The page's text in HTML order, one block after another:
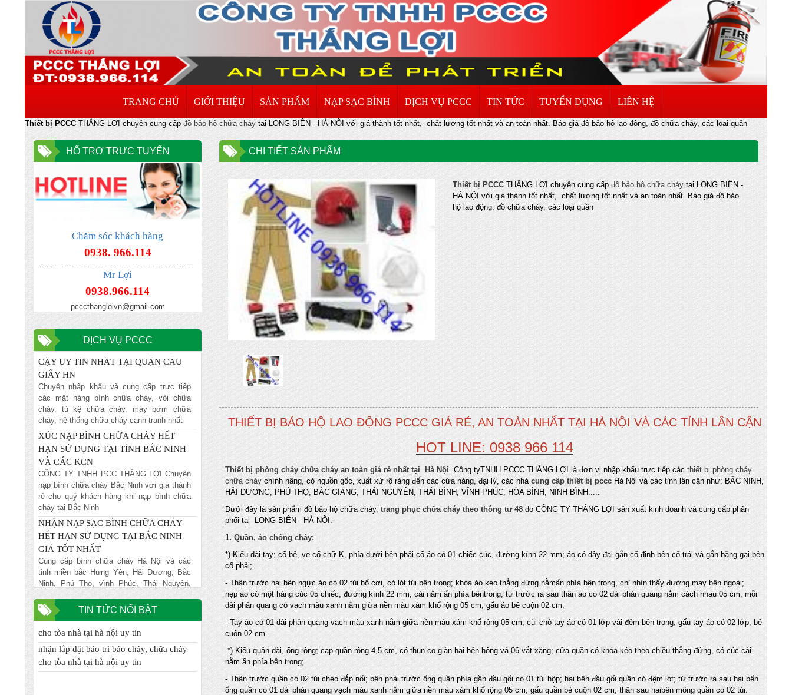
TRANG CHỦ GIỚI THIỆU SẢN PHẨM NẠP SẠC BÌNH DỊCH VỤ PCCC TIN TỨC TUYỂN DỤNG LIÊN HỆ
Thiết bị PCCC THẮNG LỢI chuyên cung cấp đồ bảo hộ chữa cháy tại LONG BIÊN - HÀ NỘI với giá thành tốt nhất, chất lượng tốt nhất và an toàn nhất. Báo giá đồ bảo hộ lao động, đồ chữa cháy, các loại quần
HỔ TRỢ TRỰC TUYẾN
Chăm sóc khách hàng
0938. 966.114
Mr Lợi
0938.966.114
pcccthangloivn@gmail.com
DỊCH VỤ PCCC
ĐƠN VỊ CHUYÊN NHẬN XÚC NẠP LẠI
BÌNH CHƯA CHÁY HẾT HẠN TẠI HÀ
NỘI
Chuyên nhập khẩu và cung cấp trực tiếp
các mặt hàng bình chữa cháy, vòi chữa
cháy, tủ kệ chữa cháy, máy bơm chữa
cháy, hệ thống chữa cháy cạnh tranh nhất
ĐỊA CHỈ NẠP BÌNH CHỮA CHÁY TIN
CẬY UY TÍN NHẤT TẠI QUẬN CẦU
Chuyên nhập khẩu và cung cấp trực tiếp
các mặt hàng bình chữa cháy, vòi chữa
cháy, tủ kệ chữa cháy, máy bơm chữa
cháy, hệ thống chữa cháy cạnh tranh nhất
XÚC NẠP BÌNH CHỮA CHÁY HẾT
HẠN SỬ DỤNG TẠI TỈNH BẮC NINH
VÀ CÁC KCN
CÔNG TY TNHH PCC THẮNG LỢI Chuyên
nạp bình chữa cháy Bắc Ninh với giá thành
rẻ cho quý khách hàng khi nạp bình chữa
cháy tại Bắc Ninh
NHẬN NẠP SẠC BÌNH CHỮA CHÁY
HẾT HẠN SỬ DỤNG TẠI BẮC NINH
GIÁ TỐT NHẤT
Cung cấp bình chữa cháy Hà Nội và các
tỉnh miền bắc Hưng Yên, Hải Dương, Bắc
Ninh, Phú Thọ, vĩnh Phúc, Thái Nguyên,
Bắc Ninh... giá rẻ nhất đảm bảo chất lượng,
NẠP BÌNH CHỮA CHÁY GIÁ RẺ VẬN
CHUYỂN MIỄN PHÍ TẠI TỈNH HƯNG
YÊN
Chuyên nhập khẩu và cung cấp trực tiếp
các mặt hàng bình chữa cháy, vòi chữa
cháy, tủ kệ chữa cháy, máy bơm chữa
cháy, hệ thống chữa cháy cạnh tranh nhất
TIN TỨC NỔI BẬT
nhận lắp đặt bảo trì báo cháy, chữa cháy
cho tòa nhà tại hà nội uy tin
nhận lắp đặt bảo trì báo cháy, chữa cháy
cho tòa nhà tại hà nội uy tin
CHI TIẾT SẢN PHẨM
Thiết bị PCCC THẮNG LỢI chuyên cung cấpđồ bảo hộ chữa cháy tại LONG BIÊN -
HÀ NỘI với giá thành tốt nhất, chất lượng tốt nhất và an toàn nhất. Báo giá đồ bảo
hộ lao động, đồ chữa cháy, các loại quần
THIẾT BỊ BẢO HỘ LAO ĐỘNG PCCC GIÁ RẺ, AN TOÀN NHẤT TẠI HÀ NỘI VÀ CÁC TỈNH LÂN CẬN
HOT LINE: 0938 966 114
Thiết bị phòng cháy chữa cháy an toàn giá rẻ nhất tại Hà Nội. Công tyTNHH PCCC THẮNG LỢI là đơn vị nhập khẩu trực tiếp các thiết bị phòng cháy
chữa cháy chính hãng, có nguồn gốc, xuất xứ rõ ràng đến các cửa hàng, đại lý, các nhà cung cấp thiết bị pccc Hà Nội và các tỉnh lân cận như: BẮC NINH,
HẢI DƯƠNG, PHÚ THỌ, BẮC GIANG, THÁI NGUYÊN, THÁI BÌNH, VĨNH PHÚC, HÒA BÌNH, NINH BÌNH.....
Dưới đây là sản phẩm đồ bảo hộ chữa cháy, trang phục chữa cháy theo thông tư 48 do CÔNG TY THẮNG LỢI sản xuất kinh doanh và cung cấp phân
phối tại LONG BIÊN - HÀ NỘI.
1. Quần, áo chống cháy:
*) Kiểu dài tay; cổ bẻ, ve cổ chữ K, phía dưới bên phải cổ áo có 01 chiếc cúc, đường kính 22 mm; áo có dây đai gắn cố định bên cổ trái và gắn băng gai bên
cổ phải;
- Thân trước hai bên ngực áo có 02 túi bổ cơi, có lót túi bên trong; khóa áo kéo thẳng đứng nằmẩn phía bên trong, chỉ nhìn thấy đường may bên ngoài;
nẹp áo có một hàng cúc 05 chiếc, đường kính 22 mm, cài nằm ẩn phía bêntrong; từ trước ra sau thân áo có 02 dải phản quang nằm cách nhau 05 cm, mỗi
dải phản quang có vạch màu xanh nằm giữa nền màu xám khổ rộng 05 cm; gấu áo bẻ cuộn 02 cm;
- Tay áo có 01 dải phản quang vạch màu xanh nằm giữa nền màu xám khổ rộng 05 cm; cùi chỏ tay áo có 01 lớp vải đệm bên trong; gấu tay áo có 02 lớp, bẻ
cuộn 02 cm.
*) Kiểu quần dài, ống rộng; cạp quần rộng 4,5 cm, có thun co giãn hai bên hông và 06 vắt xăng; cửa quần có khóa kéo theo chiều thẳng đứng, có cúc cài
nằm ẩn phía bên trong;
- Thân trước quần có 02 túi chéo đắp nổi; bên phải trước ống quần phía gần đầu gối có 01 túi hộp; hai bên đầu gối quần có đệm lót; từ trước ra sau hai bến
ống quần có 01 dải phản quang vạch màu xanh nằm giữa nền màu xám khổ rộng 05 cm; gấu quần bẻ cuộn 02 cm; thân sau haibên mông quần có 02 túi.